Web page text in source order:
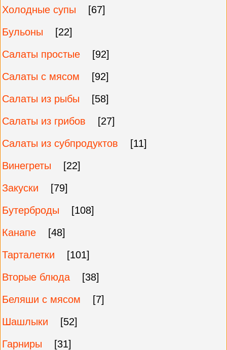
Холодные супы
[67]
Бульоны
[22]
Салаты простые
[92]
Салаты с мясом
[92]
Салаты из рыбы
[58]
Салаты из грибов
[27]
Салаты из субпродуктов
[11]
Винегреты
[22]
Закуски
[79]
Бутерброды
[108]
Канапе
[48]
Тарталетки
[101]
Вторые блюда
[38]
Беляши с мясом
[7]
Шашлыки
[52]
Гарниры
[31]